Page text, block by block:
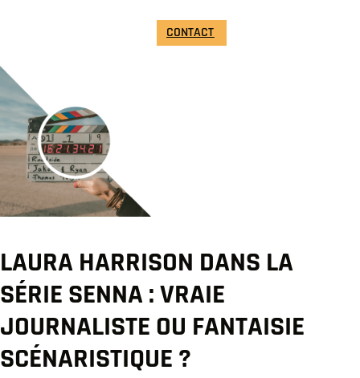
CONTACT
LAURA HARRISON DANS LA
SÉRIE SENNA : VRAIE
JOURNALISTE OU FANTAISIE
SCÉNARISTIQUE ?